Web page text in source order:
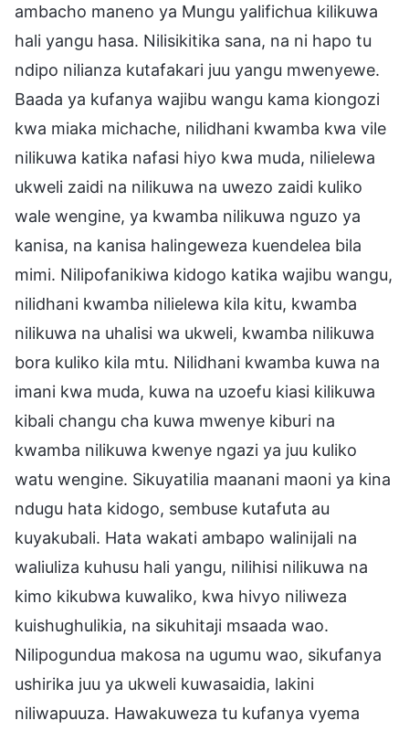
ambacho maneno ya Mungu yalifichua kilikuwa
hali yangu hasa. Nilisikitika sana, na ni hapo tu
ndipo nilianza kutafakari juu yangu mwenyewe.
Baada ya kufanya wajibu wangu kama kiongozi
kwa miaka michache, nilidhani kwamba kwa vile
nilikuwa katika nafasi hiyo kwa muda, nilielewa
ukweli zaidi na nilikuwa na uwezo zaidi kuliko
wale wengine, ya kwamba nilikuwa nguzo ya
kanisa, na kanisa halingeweza kuendelea bila
mimi. Nilipofanikiwa kidogo katika wajibu wangu,
nilidhani kwamba nilielewa kila kitu, kwamba
nilikuwa na uhalisi wa ukweli, kwamba nilikuwa
bora kuliko kila mtu. Nilidhani kwamba kuwa na
imani kwa muda, kuwa na uzoefu kiasi kilikuwa
kibali changu cha kuwa mwenye kiburi na
kwamba nilikuwa kwenye ngazi ya juu kuliko
watu wengine. Sikuyatilia maanani maoni ya kina
ndugu hata kidogo, sembuse kutafuta au
kuyakubali. Hata wakati ambapo walinijali na
waliuliza kuhusu hali yangu, nilihisi nilikuwa na
kimo kikubwa kuwaliko, kwa hivyo niliweza
kuishughulikia, na sikuhitaji msaada wao.
Nilipogundua makosa na ugumu wao, sikufanya
ushirika juu ya ukweli kuwasaidia, lakini
niliwapuuza. Hawakuweza tu kufanya vyema